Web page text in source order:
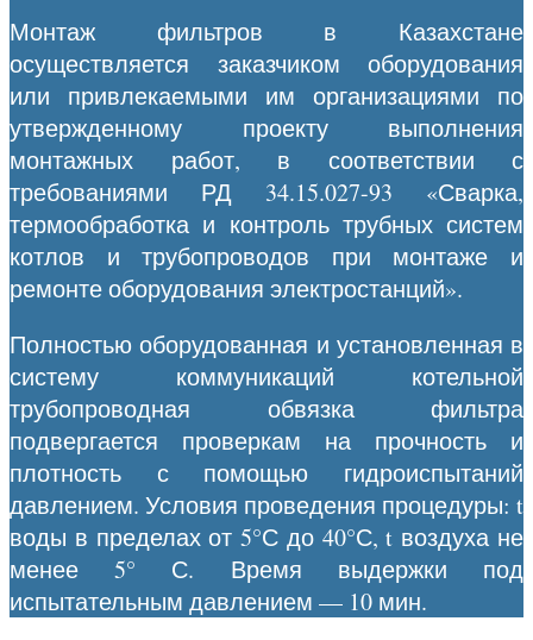
Монтаж фильтров в Казахстане
осуществляется заказчиком оборудования
или привлекаемыми им организациями по
утвержденному проекту выполнения
монтажных работ, в соответствии с
требованиями РД 34.15.027-93 «Сварка,
термообработка и контроль трубных систем
котлов и трубопроводов при монтаже и
ремонте оборудования электростанций».
Полностью оборудованная и установленная в
систему коммуникаций котельной
трубопроводная обвязка фильтра
подвергается проверкам на прочность и
плотность с помощью гидроиспытаний
давлением. Условия проведения процедуры: t
воды в пределах от 5°С до 40°С, t воздуха не
менее 5° С. Время выдержки под
испытательным давлением — 10 мин.